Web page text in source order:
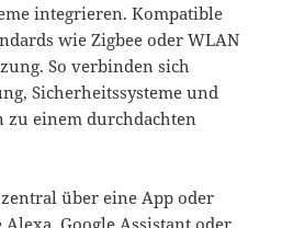
integrieren. Kompatible
wie Zigbee oder WLAN
So verbinden sich
Sicherheitssysteme und
einem durchdachten
über eine App oder
Google Assistant oder